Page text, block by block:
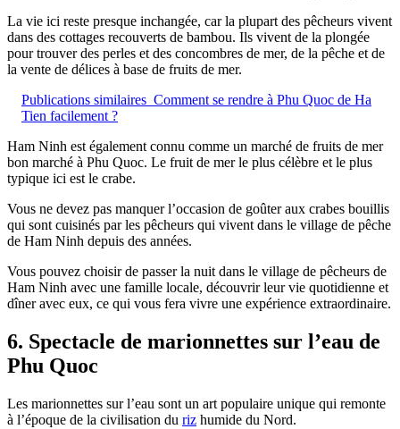
La vie ici reste presque inchangée, car la plupart des pêcheurs vivent
dans des cottages recouverts de bambou. Ils vivent de la plongée
pour trouver des perles et des concombres de mer, de la pêche et de
la vente de délices à base de fruits de mer.
Publications similaires Comment se rendre à Phu Quoc de Ha
Tien facilement ?
Ham Ninh est également connu comme un marché de fruits de mer
bon marché à Phu Quoc. Le fruit de mer le plus célèbre et le plus
typique ici est le crabe.
Vous ne devez pas manquer l’occasion de goûter aux crabes bouillis
qui sont cuisinés par les pêcheurs qui vivent dans le village de pêche
de Ham Ninh depuis des années.
Vous pouvez choisir de passer la nuit dans le village de pêcheurs de
Ham Ninh avec une famille locale, découvrir leur vie quotidienne et
dîner avec eux, ce qui vous fera vivre une expérience extraordinaire.
6. Spectacle de marionnettes sur l’eau de
Phu Quoc
Les marionnettes sur l’eau sont un art populaire unique qui remonte
à l’époque de la civilisation du riz humide du Nord.